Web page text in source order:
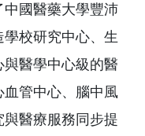
國醫藥大學豐沛
校研究中心、生
醫學中心級的醫
血管中心、腦中風
醫療服務同步提